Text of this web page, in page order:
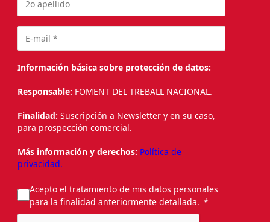
Información básica sobre protección de datos:
Responsable: FOMENT DEL TREBALL NACIONAL.
Finalidad: Suscripción a Newsletter y en su caso,
para prospección comercial.
Más información y derechos: Política de
privacidad.
Acepto el tratamiento de mis datos personales
para la finalidad anteriormente detallada.